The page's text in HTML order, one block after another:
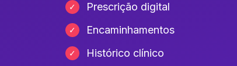
✓ Prescrição digital
✓ Encaminhamentos
✓ Histórico clínico